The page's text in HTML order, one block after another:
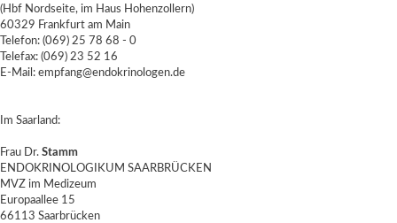
(Hbf Nordseite, im Haus Hohenzollern)
60329 Frankfurt am Main
Telefon: (069) 25 78 68 - 0
Telefax: (069) 23 52 16
E-Mail: empfang@endokrinologen.de
Im Saarland:
Frau Dr. Stamm
ENDOKRINOLOGIKUM SAARBRÜCKEN
MVZ im Medizeum
Europaallee 15
66113 Saarbrücken